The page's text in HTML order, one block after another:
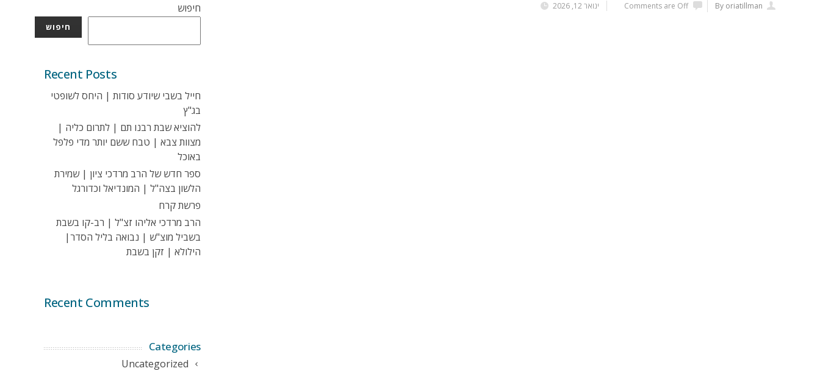
ינואר 12, 2026 By oriatillman
Comments are Off חיפוש
חיפוש
Recent Posts
חייל בשבי שיודע סודות | היחס לשופטי
בג"ץ
להוציא שבת רבנו תם | לתרום כליה |
מצוות צבא | טבח ששם יותר מדי פלפל
באוכל
ספר חדש של הרב מרדכי ציון | שמירת
הלשון בצה"ל | המונדיאל וכדורגל
פרשת קרח
הרב מרדכי אליהו זצ"ל | רב-קו בשבת
בשביל מוצ"ש | נבואה בליל הסדר|
הילולא | זקן בשבת
Recent Comments
Categories
Uncategorized